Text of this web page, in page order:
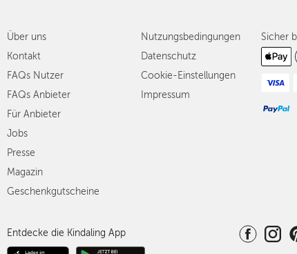
Über uns
Kontakt
FAQs Nutzer
FAQs Anbieter
Für Anbieter
Jobs
Presse
Magazin
Geschenkgutscheine
Nutzungsbedingungen
Datenschutz
Cookie-Einstellungen
Impressum
Sicher
Entdecke die Kindaling App